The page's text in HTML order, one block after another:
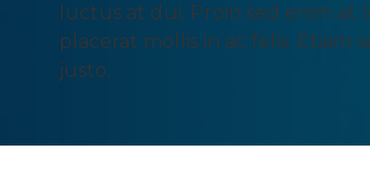
luctus at dui. Proin sed enim at
placerat mollis in ac felis. Etiam
justo.